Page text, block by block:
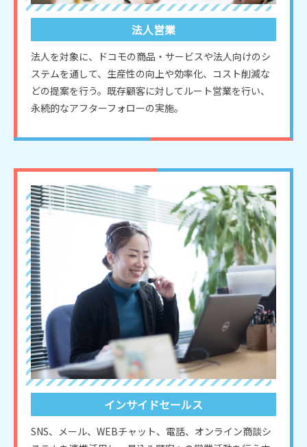
法人営業
法人を対象に、ドコモの商品・サービスや法人向けのシ
ステムを通して、生産性の向上や効率化、コスト削減な
どの提案を行う。既存顧客に対してルート営業を行い、
永続的なアフターフォローの実施。
インサイドセールス
SNS、メール、WEBチャット、電話、オンライン商談シ